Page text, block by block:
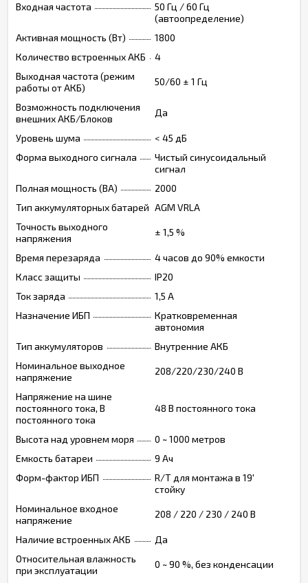
Входная частота
50 Гц / 60 Гц
(автоопределение)
Активная мощность (Вт)
1800
Количество встроенных АКБ
4
Выходная частота (режим
работы от АКБ)
50/60 ± 1 Гц
Возможность подключения
внешних АКБ/Блоков
Да
Уровень шума
< 45 дБ
Форма выходного сигнала
Чистый синусоидальный
сигнал
Полная мощность (ВА)
2000
Тип аккумуляторных батарей AGM VRLA
Точность выходного
напряжения
± 1,5 %
Время перезаряда
4 часов до 90% емкости
Класс защиты
IP20
Ток заряда
1,5 А
Назначение ИБП
Кратковременная
автономия
Тип аккумуляторов
Внутренние АКБ
Номинальное выходное
напряжение
208/220/230/240 В
Напряжение на шине
постоянного тока, В
постоянного тока
48 В постоянного тока
Высота над уровнем моря
0 ~ 1000 метров
Емкость батареи
9 Ач
Форм-фактор ИБП
R/T для монтажа в 19'
стойку
Номинальное входное
напряжение
208 / 220 / 230 / 240 В
Наличие встроенных АКБ
Да
Относительная влажность
при эксплуатации
0 ~ 90 %, без конденсации